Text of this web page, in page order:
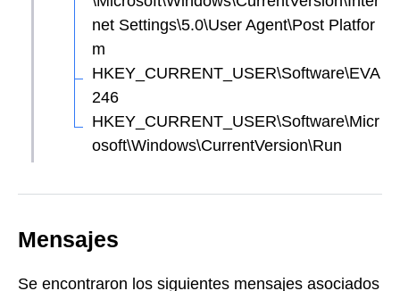
net Settings\5.0\User Agent\Post Platfor
m
HKEY_CURRENT_USER\Software\EVA
246
HKEY_CURRENT_USER\Software\Micr
osoft\Windows\CurrentVersion\Run
Mensajes
Se encontraron los siguientes mensajes asociados